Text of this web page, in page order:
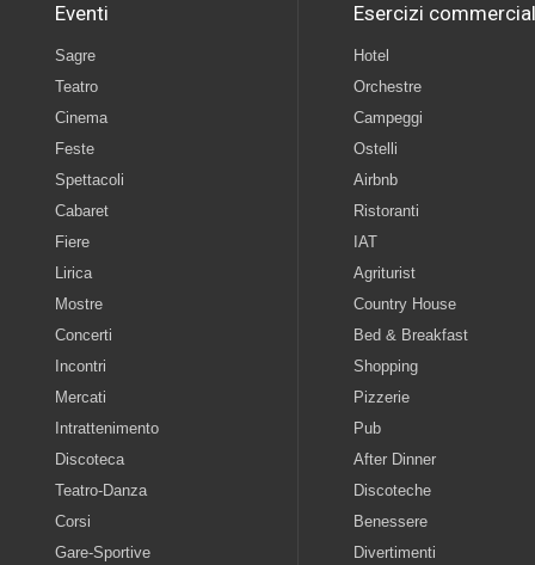
Eventi
Sagre
Teatro
Cinema
Feste
Spettacoli
Cabaret
Fiere
Lirica
Mostre
Concerti
Incontri
Mercati
Intrattenimento
Discoteca
Teatro-Danza
Corsi
Gare-Sportive
Esercizi
Hotel
Orchestre
Campeggi
Ostelli
Airbnb
Ristoranti
IAT
Agriturist
Country House
Bed & Breakfast
Shopping
Pizzerie
Pub
After Dinner
Discoteche
Benessere
Divertimenti